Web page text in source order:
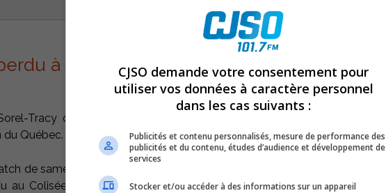
à Alma
Tracy ont perdu leur première place au classement de la ligue
Québec.
de samedi 2-1 contre les Jeannois du Collège d’Alma. Une semaine
au Colisée Cardin, l’équipe Saguenéenne a mieux fait cette fois, au
CJSO demande votre consentement pour
utiliser vos données à caractère personnel
dans les cas suivants :
Publicités et contenu personnalisés, mesure de performance des
publicités et du contenu, études d’audience et développement de
services
Stocker et/ou accéder à des informations sur un appareil